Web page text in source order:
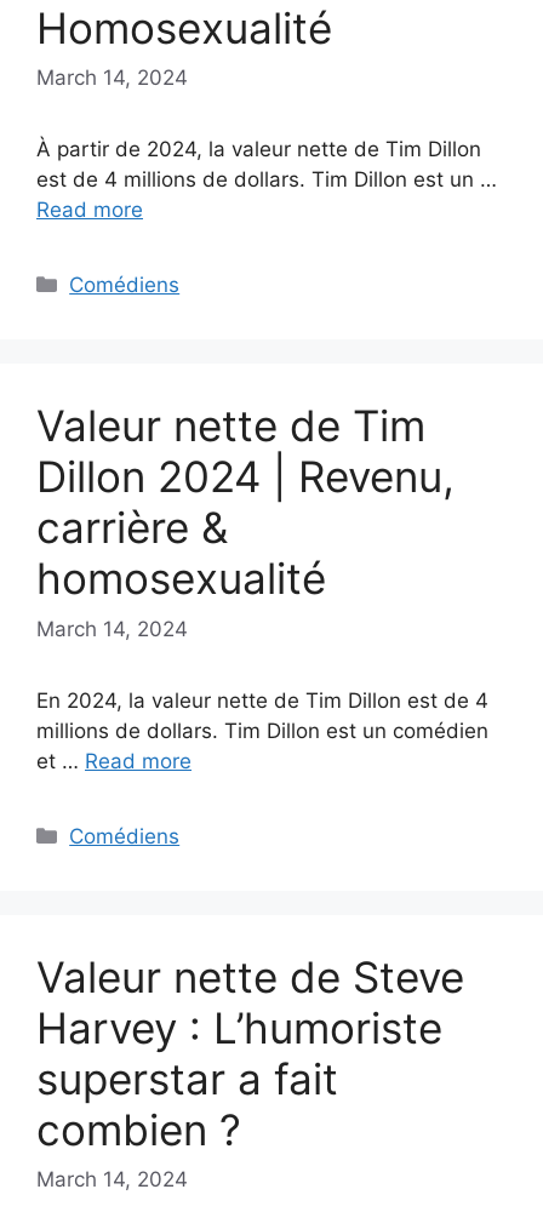
Homosexualité
March 14, 2024
À partir de 2024, la valeur nette de Tim Dillon
est de 4 millions de dollars. Tim Dillon est un …
Read more
Categories
Comédiens
Valeur nette de Tim
Dillon 2024 | Revenu,
carrière &
homosexualité
March 14, 2024
En 2024, la valeur nette de Tim Dillon est de 4
millions de dollars. Tim Dillon est un comédien
et … Read more
Categories
Comédiens
Valeur nette de Steve
Harvey : L’humoriste
superstar a fait
combien ?
March 14, 2024